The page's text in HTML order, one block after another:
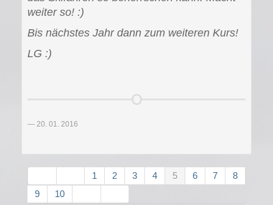
weiter so! :)
Bis nächstes Jahr dann zum weiteren Kurs!
LG :)
20. 01. 2016
1 2 3 4 5 6 7
8
9
10